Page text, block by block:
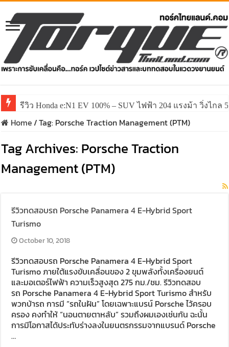
รีวิว Honda e:N1 EV 100% – SUV ไฟฟ้า 204 แรงม้า วิ่งไกล
Home/Tag: Porsche Traction Management (PTM)
Tag Archives: Porsche Traction
Management (PTM)
รีวิวทดสอบรถ Porsche Panamera 4 E-Hybrid Sport
Turismo
October 10, 2018
รีวิวทดสอบรถ Porsche Panamera 4 E-Hybrid Sport
Turismo ภายใต้แรงขับเคลื่อนของ 2 ขุมพลังทั้งเครื่องยนต์
และมอเตอร์ไฟฟ้า ความเร็วสูงสุด 275 กม./ชม. รีวิวทดสอบ
รถ Porsche Panamera 4 E-Hybrid Sport Turismo สำหรับ
พวกบ้ารถ การมี “รถในฝัน” โดยเฉพาะแบรน์ Porsche ไว้ครอบ
ครอง คงทำให้ “นอนตายตาหลับ” รวมถึงผมเองเช่นกัน ฉะนั้น
การมีโอกาสได้ประทับร่างลงในยนตรกรรมจากแบรนด์ Porsche
…